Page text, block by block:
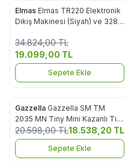
%45
Favorilere Ekle
Elmas Elmas TR220 Elektronik
Dikiş Makinesi (Siyah) ve 328
Makinesi
34.824,00TL
19.099,00 TL
Sepete Ekle
%10
Favorilere Ekle
Gazzella Gazzella SM TM
2035 MN Tiny Mini Kazanlı Tip
Buharlı Ütü ve Fırçası
20.598,00TL18.538,20 TL
Sepete Ekle